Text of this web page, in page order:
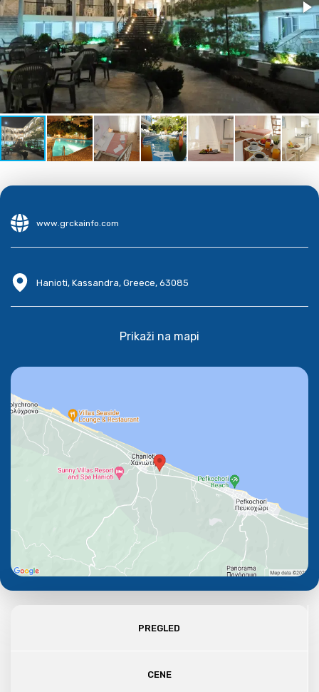
www.grckainfo.com
Hanioti, Kassandra, Greece, 63085
Prikaži na mapi
PREGLED
CENE